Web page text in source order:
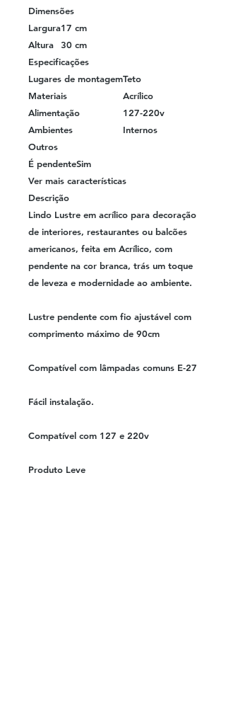
Dimensões
Largura17 cm
Altura
30 cm
Especificações
Lugares de montagemTeto
Materiais
Acrílico
Alimentação
127-220v
Ambientes
Internos
Outros
É pendenteSim
Ver mais características
Descrição
Lindo Lustre em acrílico para decoração
de interiores, restaurantes ou balcões
americanos, feita em Acrílico, com
pendente na cor branca, trás um toque
de leveza e modernidade ao ambiente.
Lustre pendente com fio ajustável com
comprimento máximo de 90cm
Compatível com lâmpadas comuns E-27
Fácil instalação.
Compatível com 127 e 220v
Produto Leve